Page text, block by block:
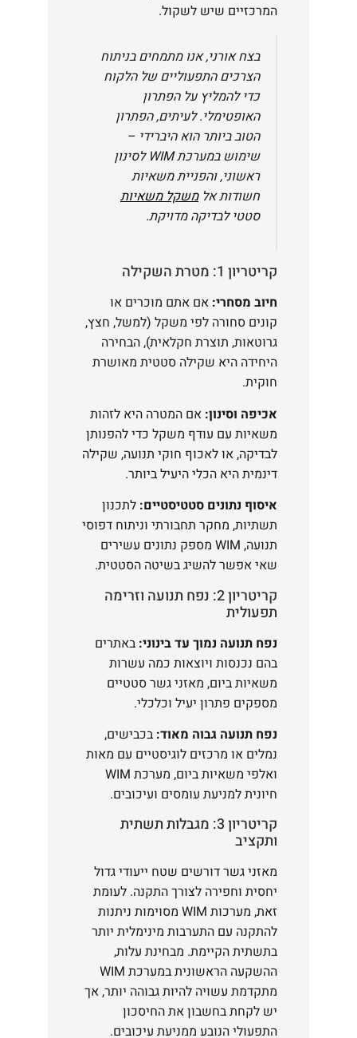
המרכזיים שיש לשקול.
בצח אורני, אנו מתמחים בניתוח
הצרכים התפעוליים של הלקוח
כדי להמליץ על הפתרון
האופטימלי. לעיתים, הפתרון
הטוב ביותר הוא היברידי –
שימוש במערכת WIM לסינון
ראשוני, והפניית משאיות
חשודות אלמשקל משאיות
סטטי לבדיקה מדויקת.
קריטריון 1: מטרת השקילה
חיוב מסחרי: אם אתם מוכרים או
קונים סחורה לפי משקל (למשל, חצץ,
גרוטאות, תוצרת חקלאית), הבחירה
היחידה היא שקילה סטטית מאושרת
חוקית.
אכיפה וסינון: אם המטרה היא לזהות
משאיות עם עודף משקל כדי להפנותן
לבדיקה, או לאכוף חוקי תנועה, שקילה
דינמית היא הכלי היעיל ביותר.
איסוף נתונים סטטיסטיים: לתכנון
תשתיות, מחקר תחבורתי וניתוח דפוסי
תנועה, WIM מספק נתונים עשירים
שאי אפשר להשיג בשיטה הסטטית.
קריטריון 2: נפח תנועה וזרימה
תפעולית
נפח תנועה נמוך עד בינוני: באתרים
בהם נכנסות ויוצאות כמה עשרות
משאיות ביום, מאזני גשר סטטיים
מספקים פתרון יעיל וכלכלי.
נפח תנועה גבוה מאוד: בכבישים,
נמלים או מרכזים לוגיסטיים עם מאות
ואלפי משאיות ביום, מערכת WIM
חיונית למניעת עומסים ועיכובים.
קריטריון 3: מגבלות תשתית
ותקציב
מאזני גשר דורשים שטח ייעודי גדול
יחסית וחפירה לצורך התקנה. לעומת
זאת, מערכות WIM מסוימות ניתנות
להתקנה עם התערבות מינימלית יותר
בתשתית הקיימת. מבחינת עלות,
ההשקעה הראשונית במערכת WIM
מתקדמת עשויה להיות גבוהה יותר, אך
יש לקחת בחשבון את החיסכון
התפעולי הנובע ממניעת עיכובים.